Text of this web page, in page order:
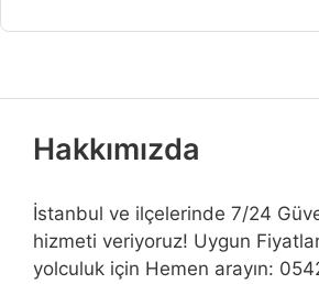
Hakkımızda
İstanbul ve ilçelerinde 7/24
hizmeti veriyoruz! Uygun
yolculuk için Hemen arayın: